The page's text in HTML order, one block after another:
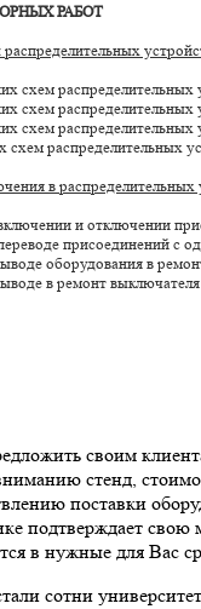
РАБОТ
схем
схем
схем распределительных
распределительных
в распределительных
и отключении
присоединений с
оборудования в
в ремонт
своим
стенд,
поставки
подтверждает свою
в нужные для Вас
сотни